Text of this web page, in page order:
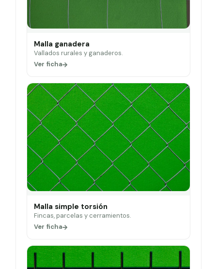
Malla ganadera
Vallados rurales y ganaderos.
Ver ficha
Malla simple torsión
Fincas, parcelas y cerramientos.
Ver ficha